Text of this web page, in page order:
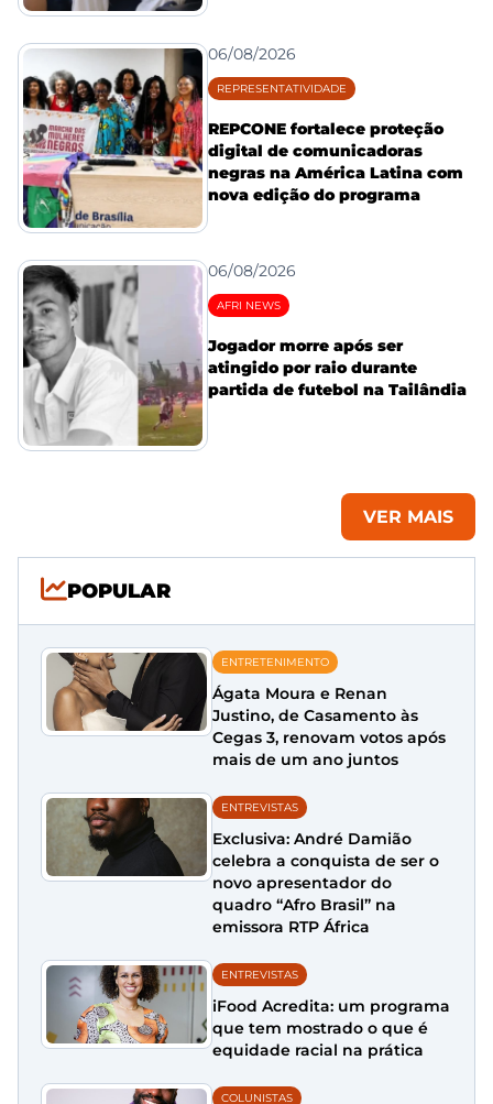
06/08/2026
REPRESENTATIVIDADE
REPCONE fortalece proteção
digital de comunicadoras
negras na América Latina com
nova edição do programa
06/08/2026
AFRI NEWS
Jogador morre após ser
atingido por raio durante
partida de futebol na Tailândia
VER MAIS
POPULAR
ENTRETENIMENTO
Ágata Moura e Renan
Justino, de Casamento às
Cegas 3, renovam votos após
mais de um ano juntos
ENTREVISTAS
Exclusiva: André Damião
celebra a conquista de ser o
novo apresentador do
quadro “Afro Brasil” na
emissora RTP África
ENTREVISTAS
iFood Acredita: um programa
que tem mostrado o que é
equidade racial na prática
COLUNISTAS